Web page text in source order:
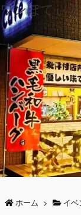
ワンぽてぃと
ホーム > イベ